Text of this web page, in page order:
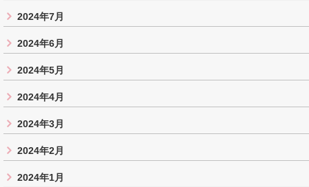
2024年7月
2024年6月
2024年5月
2024年4月
2024年3月
2024年2月
2024年1月